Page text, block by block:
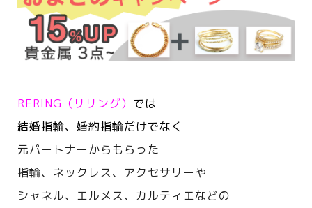
RERING（リリング） では
結婚指輪、婚約指輪だけでなく
元パートナーからもらった
指輪、ネックレス、アクセサリーや
シャネル、エルメス、カルティエなどの